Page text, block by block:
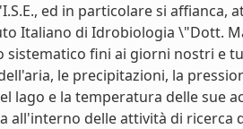
ed in particolare si
Italiano di Idrobiologia \"Dott.
fini ai giorni nostri e
le precipitazioni, la
e la temperatura delle sue
delle attività di